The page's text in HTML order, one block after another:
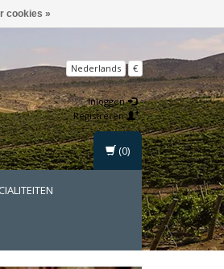
Nederlands €
Inloggen
Registreren
(0)
cookies »